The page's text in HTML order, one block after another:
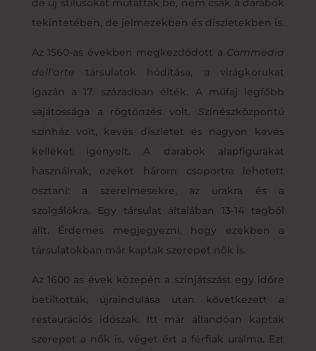
tekintetében, de jelmezekben és díszletekben is.
Az 1560-as években megkezdődött a Commedia
dell’arte társulatok hódítása, a virágkorukat
igazán a 17. században élték. A műfaj legfőbb
sajátossága a rögtönzés volt. Színészközpontú
színház volt, kevés díszletet és nagyon kevés
kelléket igényelt. A darabok alapfigurákat
használnak, ezeket három csoportra lehetett
osztani: a szerelmesekre, az urakra és a
szolgálókra. Egy társulat általában 13-14 tagból
állt. Érdemes megjegyezni, hogy ezekben a
társulatokban már kaptak szerepet nők is.
Az 1600 as évek közepén a színjátszást egy időre
betiltották, újraindulása után következett a
restaurációs időszak. Itt már állandóan kaptak
szerepet a nők is, véget ért a férfiak uralma. Ezt